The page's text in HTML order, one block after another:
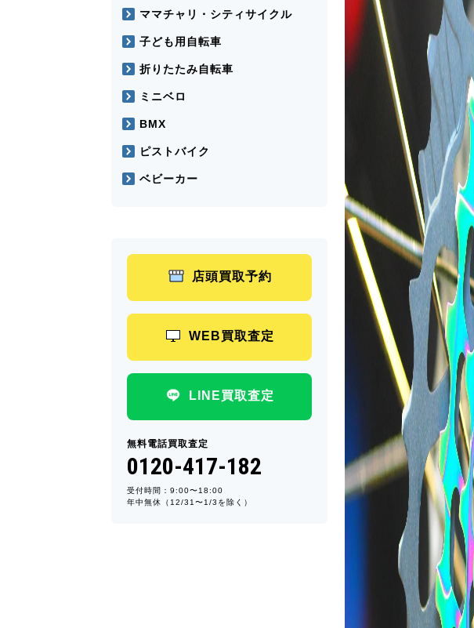
ママチャリ・シティサイクル
子ども用自転車
折りたたみ自転車
ミニベロ
BMX
ピストバイク
ベビーカー
店頭買取予約
WEB買取査定
LINE買取査定
無料電話買取査定
0120-417-182
受付時間：9:00〜18:00
年中無休（12/31〜1/3を除く）